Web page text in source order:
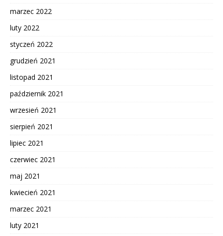
marzec 2022
luty 2022
styczeń 2022
grudzień 2021
listopad 2021
październik 2021
wrzesień 2021
sierpień 2021
lipiec 2021
czerwiec 2021
maj 2021
kwiecień 2021
marzec 2021
luty 2021